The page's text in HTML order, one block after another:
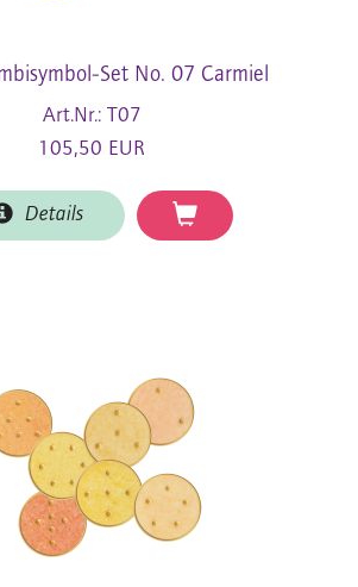
Set No. 07 Carmiel
Art.Nr.: T07
105,50 EUR
Details